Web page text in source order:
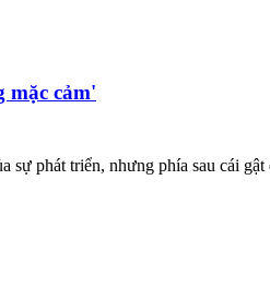
mặc cảm'
phát triển, nhưng phía sau cái